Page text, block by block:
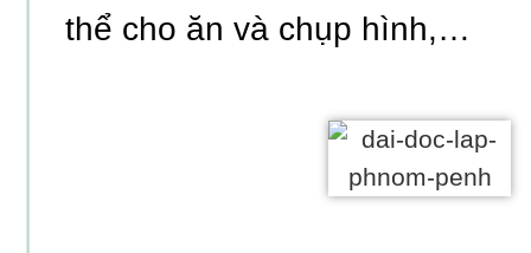
thể cho ăn và chụp hình,…